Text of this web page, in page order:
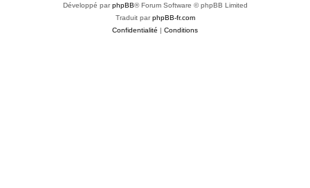
Développé parphpBB® Forum Software © phpBB Limited
Traduit parphpBB-fr.com
Confidentialité | Conditions